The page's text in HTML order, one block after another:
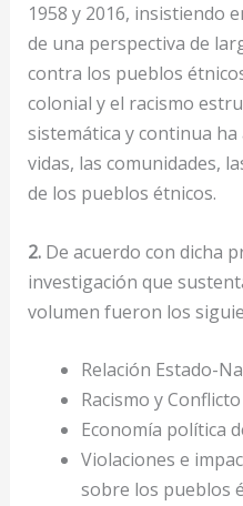
1958 y 2016, insistiendo
de una perspectiva de
contra los pueblos
colonial y el racismo
sistemática y continua
vidas, las comunidades,
de los pueblos étnicos.
2. De acuerdo con dicha
investigación que
volumen fueron los
Relación Estado-
Racismo y
Economía política
Violaciones e
sobre los pueblos